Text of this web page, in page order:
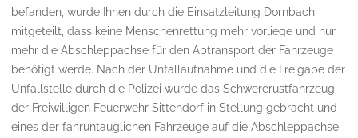
befanden, wurde Ihnen durch die Einsatzleitung Dornbach
mitgeteilt, dass keine Menschenrettung mehr vorliege und nur
mehr die Abschleppachse für den Abtransport der Fahrzeuge
benötigt werde. Nach der Unfallaufnahme und die Freigabe der
Unfallstelle durch die Polizei wurde das Schwererüstfahrzeug
der Freiwilligen Feuerwehr Sittendorf in Stellung gebracht und
eines der fahruntauglichen Fahrzeuge auf die Abschleppachse